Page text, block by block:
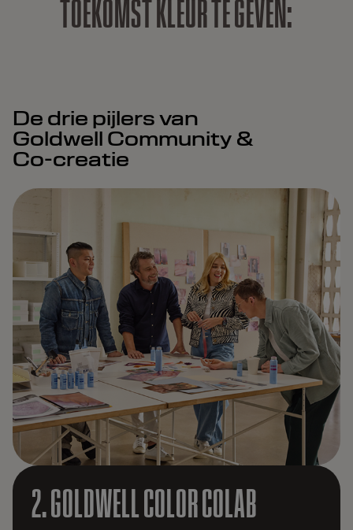
TOEKOMSTKLEURTEGEVEN:
De drie pijlers van
Goldwell Community &
Co-creatie
3. GOLDWELL COLOR COLLECTIVE